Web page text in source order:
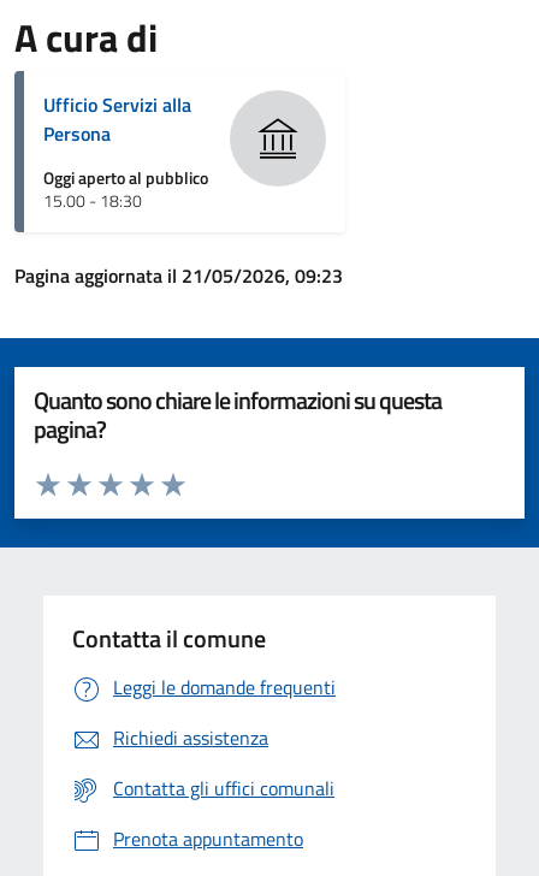
A cura di
Ufficio Servizi alla
Persona
Oggi aperto al pubblico
15.00 - 18:30
Pagina aggiornata il 21/05/2026, 09:23
Quanto sono chiare le informazioni su questa
pagina?
Valuta da 1 a 5 stelle la pagina
Valuta 5 stelle su 5
Valuta 4 stelle su 5
Valuta 3 stelle su 5
Valuta 2 stelle su 5
Valuta 1 stelle su 5
Contatta il comune
Leggi le domande frequenti
Richiedi assistenza
Contatta gli uffici comunali
Prenota appuntamento